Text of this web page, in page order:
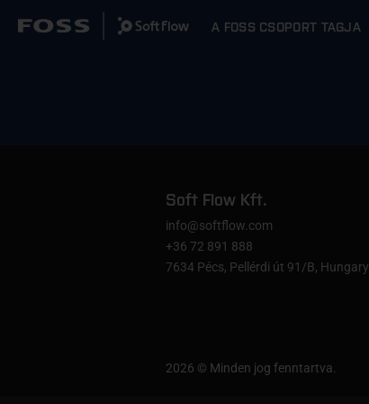
A FOSS CSOPORT TAGJA
Soft Flow Kft.
info@softflow.com
+36 72 891 888
7634 Pécs, Pellérdi út 91/B, Hungary
2026 © Minden jog fenntartva.